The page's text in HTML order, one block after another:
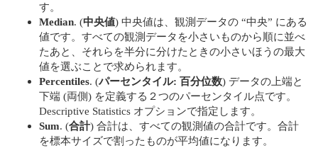
す。
Median. (中央値) 中央値は、観測データの “中央” にある
値です。すべての観測データを小さいものから順に並べ
たあと、それらを半分に分けたときの小さいほうの最大
値を選ぶことで求められます。
Percentiles. (パーセンタイル: 百分位数) データの上端と
下端 (両側) を定義する２つのパーセンタイル点です。
Descriptive Statistics オプションで指定します。
Sum. (合計) 合計は、すべての観測値の合計です。合計
を標本サイズで割ったものが平均値になります。